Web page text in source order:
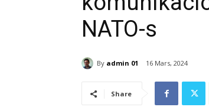
NATO-s
By admin 01 16 Mars, 2024
Share